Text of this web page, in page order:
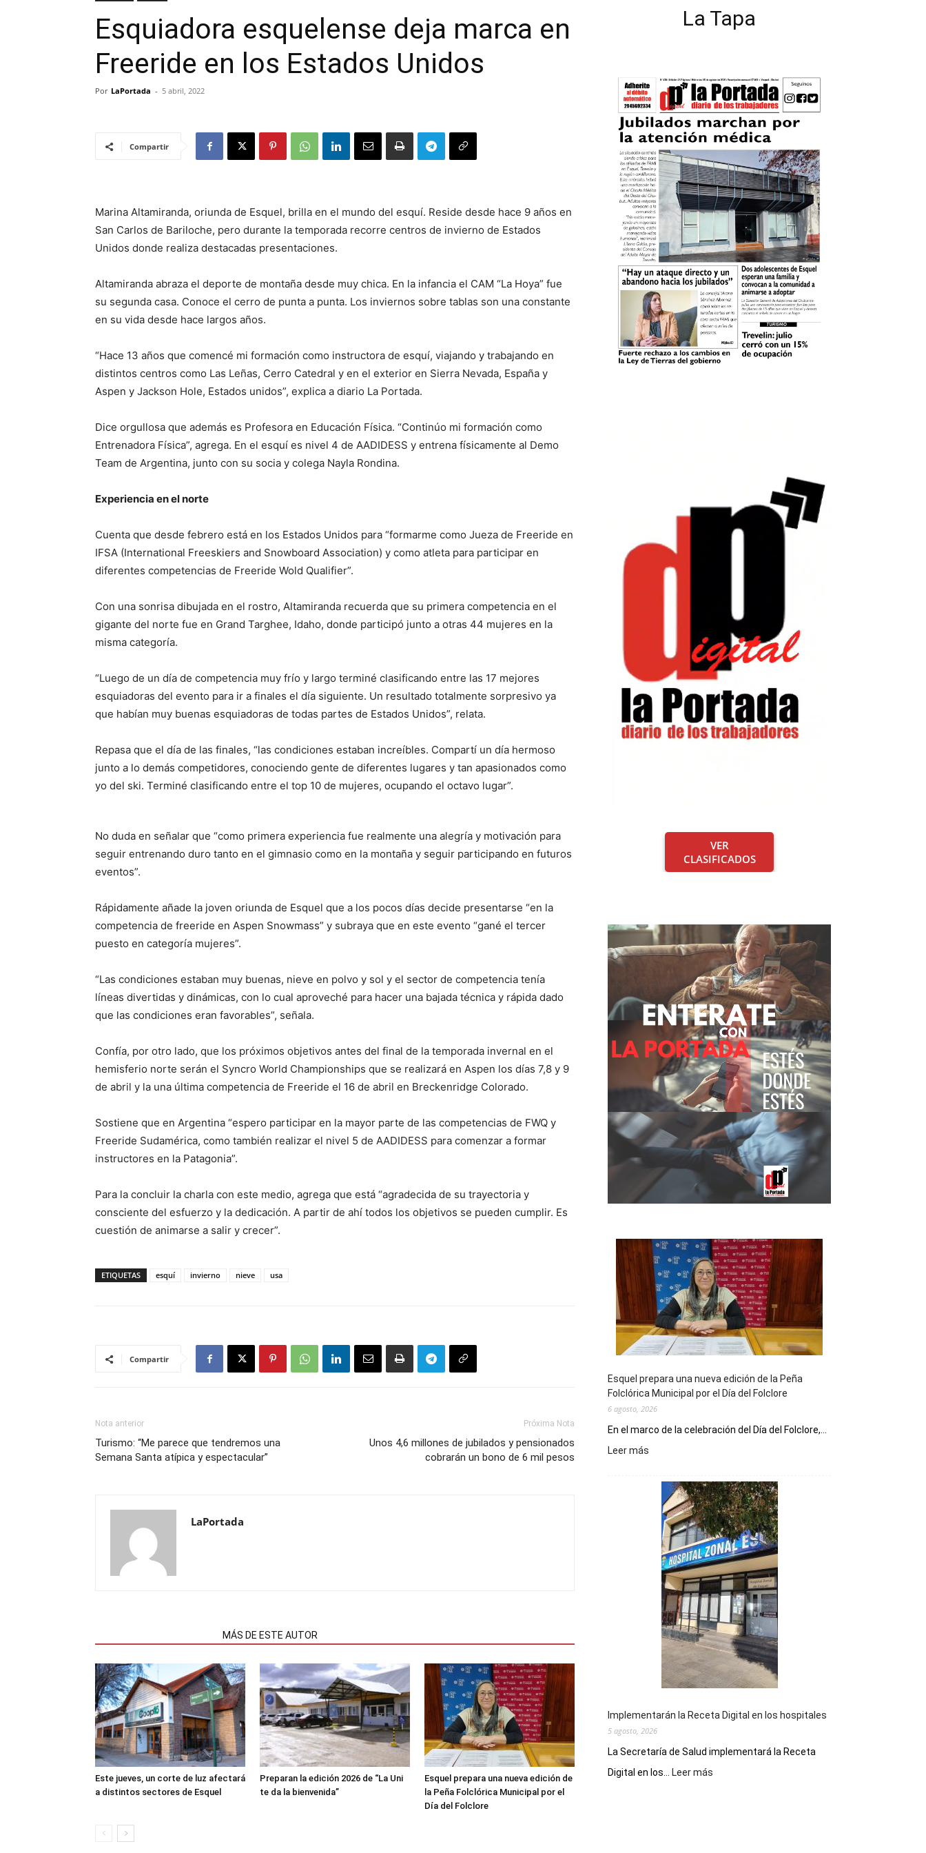
Esquiadora esquelense deja marca en
Freeride en los Estados Unidos
Por LaPortada - 5 abril, 2022
Compartir
Marina Altamiranda, oriunda de Esquel, brilla en el mundo del esquí. Reside desde hace 9 años en
San Carlos de Bariloche, pero durante la temporada recorre centros de invierno de Estados
Unidos donde realiza destacadas presentaciones.
Altamiranda abraza el deporte de montaña desde muy chica. En la infancia el CAM “La Hoya” fue
su segunda casa. Conoce el cerro de punta a punta. Los inviernos sobre tablas son una constante
en su vida desde hace largos años.
“Hace 13 años que comencé mi formación como instructora de esquí, viajando y trabajando en
distintos centros como Las Leñas, Cerro Catedral y en el exterior en Sierra Nevada, España y
Aspen y Jackson Hole, Estados unidos”, explica a diario La Portada.
Dice orgullosa que además es Profesora en Educación Física. “Continúo mi formación como
Entrenadora Física”, agrega. En el esquí es nivel 4 de AADIDESS y entrena físicamente al Demo
Team de Argentina, junto con su socia y colega Nayla Rondina.
Experiencia en el norte
Cuenta que desde febrero está en los Estados Unidos para “formarme como Jueza de Freeride en
IFSA (International Freeskiers and Snowboard Association) y como atleta para participar en
diferentes competencias de Freeride Wold Qualifier”.
Con una sonrisa dibujada en el rostro, Altamiranda recuerda que su primera competencia en el
gigante del norte fue en Grand Targhee, Idaho, donde participó junto a otras 44 mujeres en la
misma categoría.
“Luego de un día de competencia muy frío y largo terminé clasificando entre las 17 mejores
esquiadoras del evento para ir a finales el día siguiente. Un resultado totalmente sorpresivo ya
que habían muy buenas esquiadoras de todas partes de Estados Unidos”, relata.
Repasa que el día de las finales, “las condiciones estaban increíbles. Compartí un día hermoso
junto a lo demás competidores, conociendo gente de diferentes lugares y tan apasionados como
yo del ski. Terminé clasificando entre el top 10 de mujeres, ocupando el octavo lugar”.
No duda en señalar que “como primera experiencia fue realmente una alegría y motivación para
seguir entrenando duro tanto en el gimnasio como en la montaña y seguir participando en futuros
eventos”.
Rápidamente añade la joven oriunda de Esquel que a los pocos días decide presentarse “en la
competencia de freeride en Aspen Snowmass” y subraya que en este evento “gané el tercer
puesto en categoría mujeres”.
“Las condiciones estaban muy buenas, nieve en polvo y sol y el sector de competencia tenía
líneas divertidas y dinámicas, con lo cual aproveché para hacer una bajada técnica y rápida dado
que las condiciones eran favorables”, señala.
Confía, por otro lado, que los próximos objetivos antes del final de la temporada invernal en el
hemisferio norte serán el Syncro World Championships que se realizará en Aspen los días 7,8 y 9
de abril y la una última competencia de Freeride el 16 de abril en Breckenridge Colorado.
Sostiene que en Argentina “espero participar en la mayor parte de las competencias de FWQ y
Freeride Sudamérica, como también realizar el nivel 5 de AADIDESS para comenzar a formar
instructores en la Patagonia”.
Para la concluir la charla con este medio, agrega que está “agradecida de su trayectoria y
consciente del esfuerzo y la dedicación. A partir de ahí todos los objetivos se pueden cumplir. Es
cuestión de animarse a salir y crecer”.
ETIQUETAS esquí invierno nieve usa
Compartir
Nota anterior
Turismo: “Me parece que tendremos una
Semana Santa atípica y espectacular”
Próxima Nota
Unos 4,6 millones de jubilados y pensionados
cobrarán un bono de 6 mil pesos
LaPortada
MÁS DE ESTE AUTOR
Este jueves, un corte de luz afectará
a distintos sectores de Esquel
Preparan la edición 2026 de “La Uni
te da la bienvenida”
Esquel prepara una nueva edición de
la Peña Folclórica Municipal por el
Día del Folclore
La Tapa
VER
CLASIFICADOS
Esquel prepara una nueva edición de la Peña
Folclórica Municipal por el Día del Folclore
6 agosto, 2026
En el marco de la celebración del Día del Folclore,...
Leer más
nueva
edición
Peña
Folclórica
Municipal
por
Día
Folclore
Implementarán la Receta Digital en los hospitales
5 agosto, 2026
La Secretaría de Salud implementará la Receta
Digital en los...
Leer más